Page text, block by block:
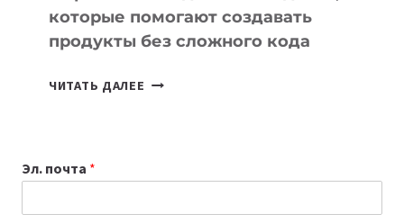
которые помогают создавать
продукты без сложного кода
ЧИТАТЬ ДАЛЕЕ
СОЗДАВАТЬ
Эл. почта *